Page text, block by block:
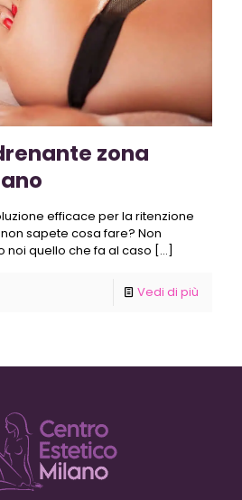
zona
efficace per la ritenzione
sapete cosa fare? Non
quello che fa al caso […]
Vedi di più